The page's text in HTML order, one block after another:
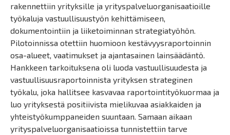
rakennettiin yrityksille ja yrityspalveluorganisaatioille
työkaluja vastuullisuustyön kehittämiseen,
dokumentointiin ja liiketoiminnan strategiatyöhön.
Pilotoinnissa otettiin huomioon kestävyysraportoinnin
osa-alueet, vaatimukset ja ajantasainen lainsäädäntö.
Hankkeen tarkoituksena oli luoda vastuullisuudesta ja
vastuullisuusraportoinnista yrityksen strateginen
työkalu, joka hallitsee kasvavaa raportointityökuormaa ja
luo yrityksestä positiivista mielikuvaa asiakkaiden ja
yhteistyökumppaneiden suuntaan. Samaan aikaan
yrityspalveluorganisaatioissa tunnistettiin tarve